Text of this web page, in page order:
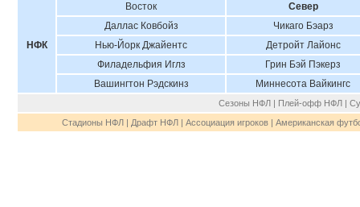
НФК
Восток
Север
Даллас Ковбойз
Чикаго Бэарз
Нью-Йорк Джайентс
Детройт Лайонс
Филадельфия Иглз
Грин Бэй Пэкерз
Вашингтон Рэдскинз
Миннесота Вайкингс
Сезоны НФЛ | Плей-офф НФЛ |
Стадионы НФЛ | Драфт НФЛ | Ассоциация игроков | Американская